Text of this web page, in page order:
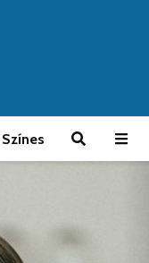
Színes